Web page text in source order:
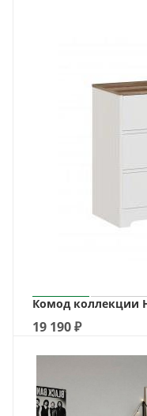
Комод коллекции
19 190₽